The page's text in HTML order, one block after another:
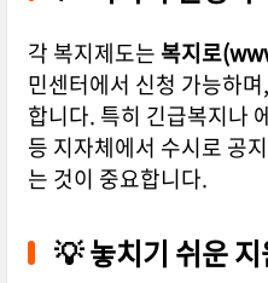
각 복지제도는 복지로
민센터에서 신청 가능하
합니다. 특히 긴급복지나
등 지자체에서 수시로 공
는 것이 중요합니다.
💡 놓치기 쉬운